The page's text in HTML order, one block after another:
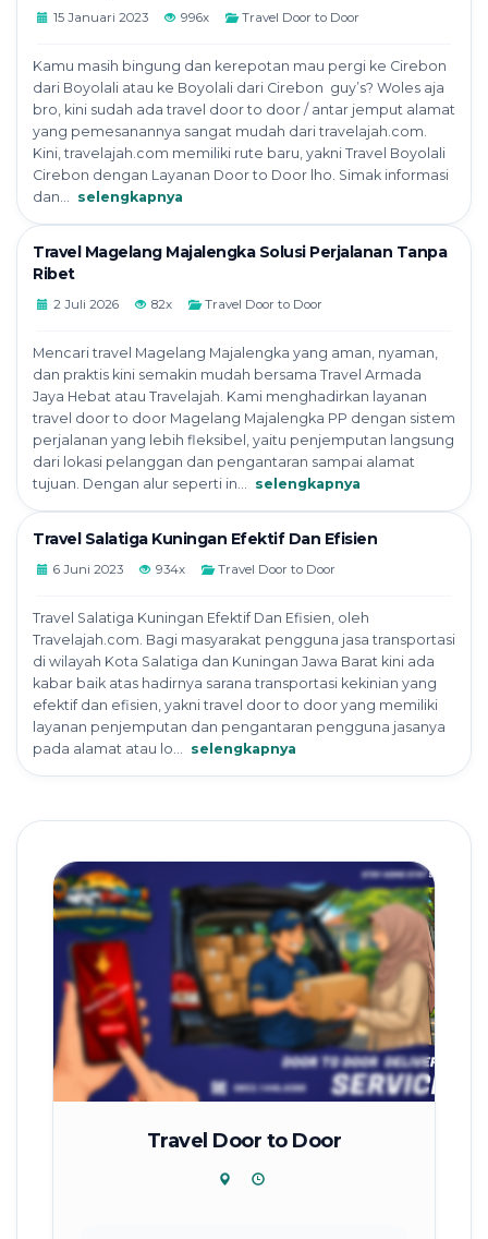
15 Januari 2023 996x Travel Door to Door
Kamu masih bingung dan kerepotan mau pergi ke Cirebon
dari Boyolali atau ke Boyolali dari Cirebon guy’s? Woles aja
bro, kini sudah ada travel door to door / antar jemput alamat
yang pemesanannya sangat mudah dari travelajah.com.
Kini, travelajah.com memiliki rute baru, yakni Travel Boyolali
Cirebon dengan Layanan Door to Door lho. Simak informasi
dan...
selengkapnya
Travel Magelang Majalengka Solusi Perjalanan Tanpa
Ribet
2 Juli 2026 82x Travel Door to Door
Mencari travel Magelang Majalengka yang aman, nyaman,
dan praktis kini semakin mudah bersama Travel Armada
Jaya Hebat atau Travelajah. Kami menghadirkan layanan
travel door to door Magelang Majalengka PP dengan sistem
perjalanan yang lebih fleksibel, yaitu penjemputan langsung
dari lokasi pelanggan dan pengantaran sampai alamat
tujuan. Dengan alur seperti in...
selengkapnya
Travel Salatiga Kuningan Efektif Dan Efisien
6 Juni 2023 934x Travel Door to Door
Travel Salatiga Kuningan Efektif Dan Efisien, oleh
Travelajah.com. Bagi masyarakat pengguna jasa transportasi
di wilayah Kota Salatiga dan Kuningan Jawa Barat kini ada
kabar baik atas hadirnya sarana transportasi kekinian yang
efektif dan efisien, yakni travel door to door yang memiliki
layanan penjemputan dan pengantaran pengguna jasanya
pada alamat atau lo...
selengkapnya
Travel Door to Door